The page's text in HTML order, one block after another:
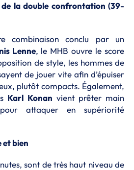
la double confrontation (39-
combinaison conclu par un
Lenne, le MHB ouvre le score
de style, les hommes de
de jouer vite afin d’épuiser
plutôt compacts. Également,
Karl Konan vient prêter main
attaquer en supériorité
et bien
sont de très haut niveau de